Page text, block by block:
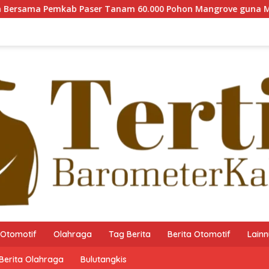
Tanam 60.000 Pohon Mangrove guna Memperkuat
Otomotif Olahraga Tag Berita Berita Otomotif
Olahraga Bulutangkis